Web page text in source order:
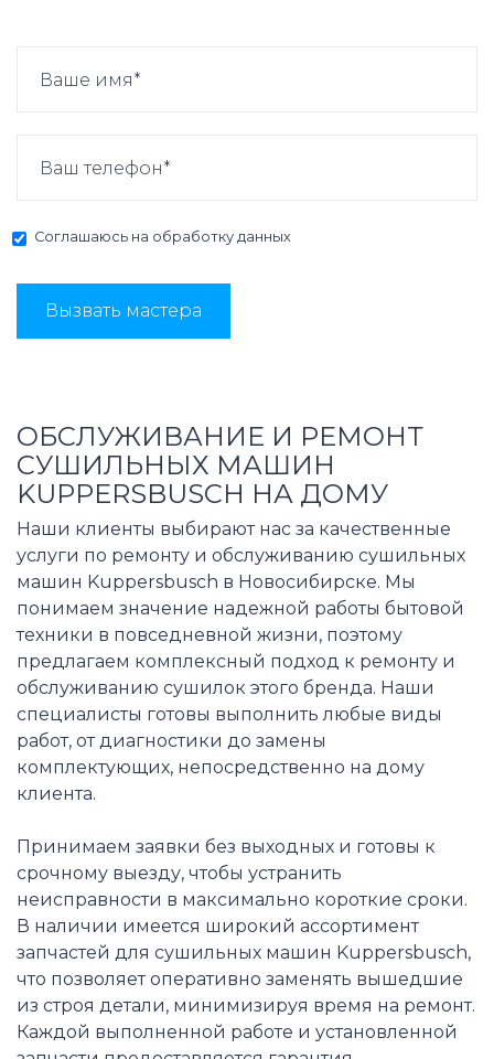
Соглашаюсь на обработку данных
Вызвать мастера
ОБСЛУЖИВАНИЕ И РЕМОНТ
СУШИЛЬНЫХ МАШИН
KUPPERSBUSCH НА ДОМУ
Наши клиенты выбирают нас за качественные
услуги по ремонту и обслуживанию сушильных
машин Kuppersbusch в Новосибирске. Мы
понимаем значение надежной работы бытовой
техники в повседневной жизни, поэтому
предлагаем комплексный подход к ремонту и
обслуживанию сушилок этого бренда. Наши
специалисты готовы выполнить любые виды
работ, от диагностики до замены
комплектующих, непосредственно на дому
клиента.
Принимаем заявки без выходных и готовы к
срочному выезду, чтобы устранить
неисправности в максимально короткие сроки.
В наличии имеется широкий ассортимент
запчастей для сушильных машин Kuppersbusch,
что позволяет оперативно заменять вышедшие
из строя детали, минимизируя время на ремонт.
Каждой выполненной работе и установленной